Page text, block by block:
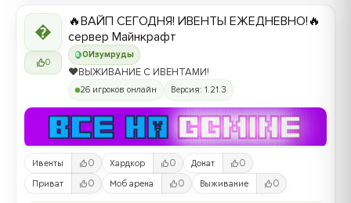

0
0 Изумруды
🔥ВАЙП СЕГОДНЯ! ИВЕНТЫ ЕЖЕДНЕВНО!🔥
сервер Майнкрафт
❤️ВЫЖИВАНИЕ С ИВЕНТАМИ!
26 игроков онлайн Версия: 1.21.3
Ивенты 0 Хардкор 0 Донат 0
Приват 0 Моб арена 0 Выживание 0